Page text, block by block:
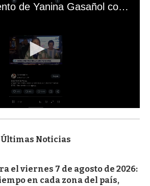
El mal momento de Yanina Gasañol con un hincha argentino en "Subrayado"
Últimas Noticias
el viernes 7 de agosto de 2026:
en cada zona del país,